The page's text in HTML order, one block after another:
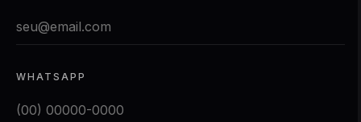
WHATSAPP